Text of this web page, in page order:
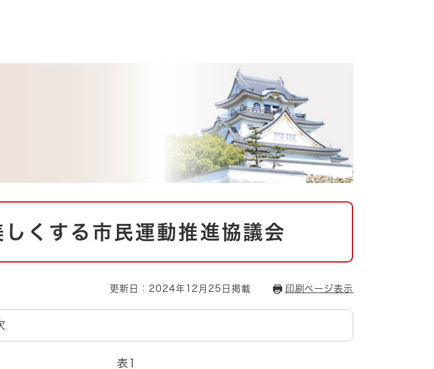
しくする市民運動推進協議会
更新日：2024年12月25日掲載 印刷ページ表示
表1